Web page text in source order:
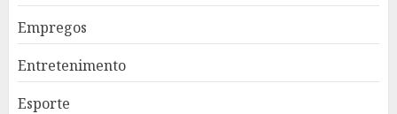
Empregos
Entretenimento
Esporte